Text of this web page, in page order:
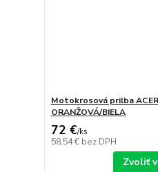
Motokrosová prilba
ORANŽOVÁ/BIELA
72 €/ks
58,54 € bez DPH
Zvoliť